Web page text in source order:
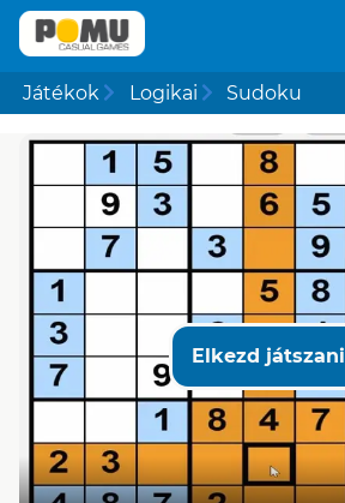
Játékok Logikai Sudoku
Elkezd játszani